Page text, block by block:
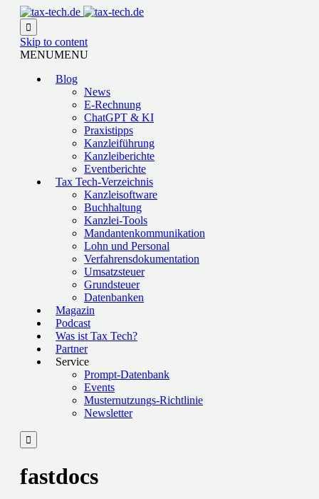

Skip to content
MENUMENU
Blog
News
E-Rechnung
ChatGPT & KI
Praxistipps
Kanzleiführung
Kanzleiberichte
Eventberichte
Tax Tech-Verzeichnis
Kanzleisoftware
Buchhaltung
Kanzlei-Tools
Mandantenkommunikation
Lohn und Personal
Verfahrensdokumentation
Umsatzsteuer
Grundsteuer
Datenbanken
Magazin
Podcast
Was ist Tax Tech?
Partner
Service
Prompt-Datenbank
Events
Musternutzungs-Richtlinie
Newsletter

fastdocs